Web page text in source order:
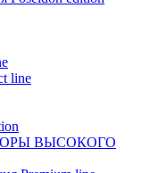
line
ВЫСОКОГО